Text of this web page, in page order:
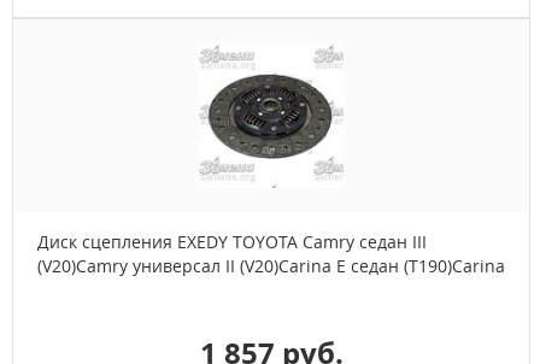
Диск сцепления EXEDY TOYOTA Camry седан III
(V20)Camry универсал II (V20)Carina E седан (T190)Carina
1 857 руб.